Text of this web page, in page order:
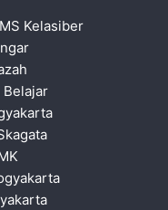
Kelasiber
Belajar